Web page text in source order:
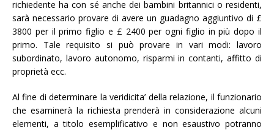
richiedente ha con sé anche dei bambini britannici o residenti,
sarà necessario provare di avere un guadagno aggiuntivo di £
3800 per il primo figlio e £ 2400 per ogni figlio in più dopo il
primo. Tale requisito si può provare in vari modi: lavoro
subordinato, lavoro autonomo, risparmi in contanti, affitto di
proprietà ecc.
Al fine di determinare la veridicita’ della relazione, il funzionario
che esaminerà la richiesta prenderà in considerazione alcuni
elementi, a titolo esemplificativo e non esaustivo potranno